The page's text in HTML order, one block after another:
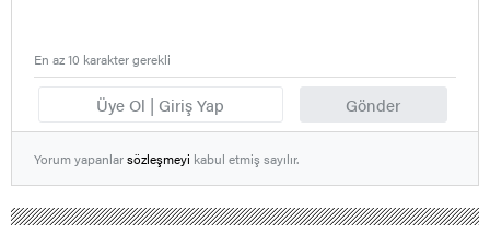
Üye Ol | Giriş Yap Gönder
En az 10 karakter gerekli
Yorum yapanlarsözleşmeyi kabul etmiş sayılır.